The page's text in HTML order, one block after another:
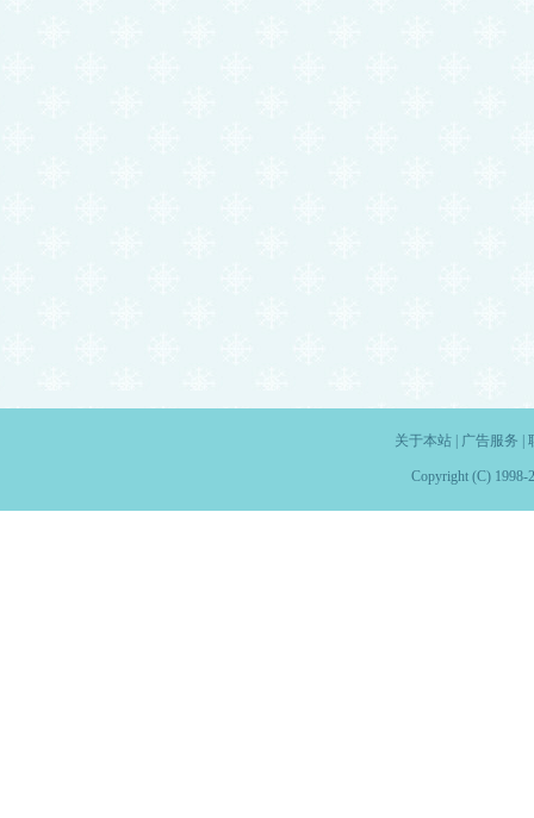
关于本站| 广告服务
Copyright (C) 1998-